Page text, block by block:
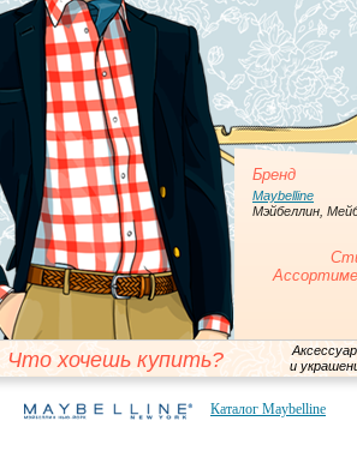
Бренд
Maybelline
Мэйбеллин,
Что хочешь купить?
и
Каталог Maybelline